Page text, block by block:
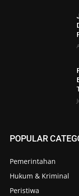
POPULAR
Pemerintahan
Hukum & Kriminal
Peristiwa